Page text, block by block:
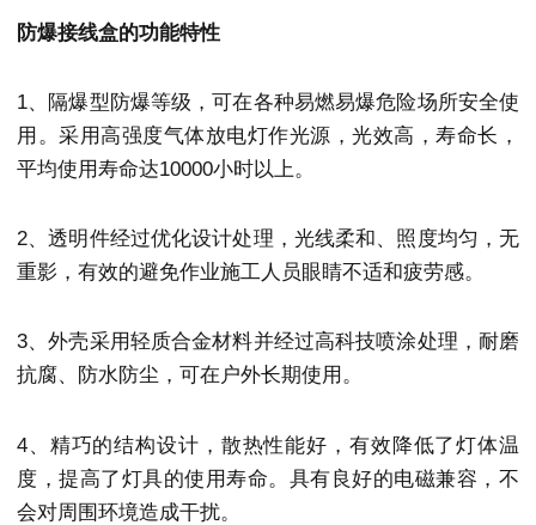
防爆接线盒的功能特性
1、隔爆型防爆等级，可在各种易燃易爆危险场所安全使
用。采用高强度气体放电灯作光源，光效高，寿命长，
平均使用寿命达10000小时以上。
2、透明件经过优化设计处理，光线柔和、照度均匀，无
重影，有效的避免作业施工人员眼睛不适和疲劳感。
3、外壳采用轻质合金材料并经过高科技喷涂处理，耐磨
抗腐、防水防尘，可在户外长期使用。
4、精巧的结构设计，散热性能好，有效降低了灯体温
度，提高了灯具的使用寿命。具有良好的电磁兼容，不
会对周围环境造成干扰。